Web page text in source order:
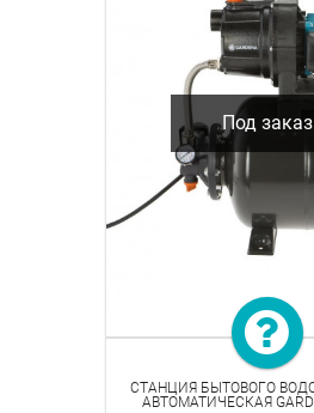
Под заказ
СТАНЦИЯ БЫТОВОГО
АВТОМАТИЧЕСКАЯ